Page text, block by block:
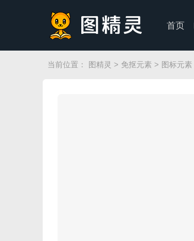
首页
当前位置： 图精灵 > 免抠元素 > 图标元素